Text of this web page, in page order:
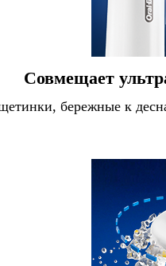
Совмещает
бережные к